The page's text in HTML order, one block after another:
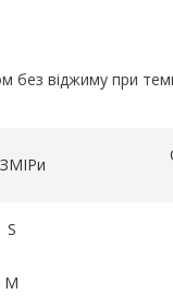
без віджиму при
S
M